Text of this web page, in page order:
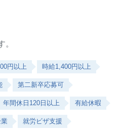
。
円以上 時給1,400円以上
第二新卒応募可
年間休日120日以上 有給休暇
就労ビザ支援